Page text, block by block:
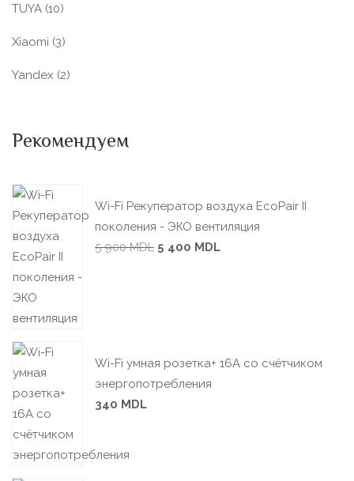
TUYA (10)
Xiaomi (3)
Yandex (2)
Рекомендуем
Wi-Fi Рекуператор воздуха EcoPair II
поколения - ЭКО вентиляция
5 900MDL 5 400 MDL
Wi-Fi умная розетка+ 16А со счётчиком
энергопотребления
340 MDL